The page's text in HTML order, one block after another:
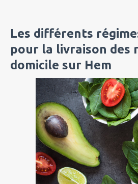
Les différents
pour la livraison des
domicile sur Hem